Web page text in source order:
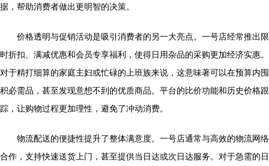
据，帮助消费者做出更明智的决策。
价格透明与促销活动是吸引消费者的另一大亮点。一号店经常推出限
时折扣、满减优惠和会员专享福利，使得日用杂品的采购更加经济实惠。
对于精打细算的家庭主妇或忙碌的上班族来说，这意味著可以在预算内囤
积必需品，甚至发现意想不到的优质商品。平台的比价功能和历史价格跟
踪，让购物过程更加理性，避免了冲动消费。
物流配送的便捷性提升了整体满意度。一号店通常与高效的物流网络
合作，支持快速送货上门，甚至提供当日达或次日达服务。对于急需的日